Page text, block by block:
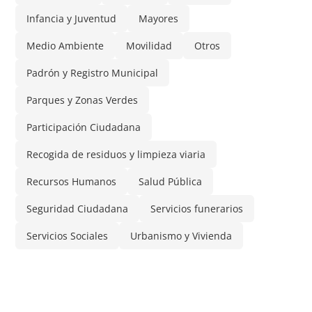
Infancia y Juventud Mayores
Medio Ambiente Movilidad Otros
Padrón y Registro Municipal
Parques y Zonas Verdes
Participación Ciudadana
Recogida de residuos y limpieza viaria
Recursos Humanos Salud Pública
Seguridad Ciudadana Servicios funerarios
Servicios Sociales Urbanismo y Vivienda